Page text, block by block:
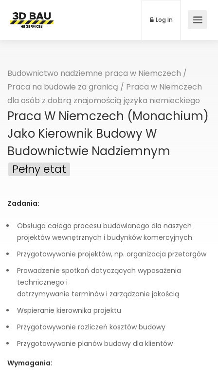
Log In
Budownictwo nadziemne praca w Niemczech /
Praca na budowie za granicą / Praca w Niemczech
dla osób z dobrą znajomością języka niemieckiego
Praca W Niemczech (Monachium)
Jako Kierownik Budowy W
Budownictwie Nadziemnym
Pełny etat
Zadania:
Obsługa całego procesu budowlanego dla naszych
projektów wewnętrznych i budynków komercyjnych
Przygotowywanie projektów, np. organizacja przetargów
Prowadzenie spotkań dotyczących wyposażenia
technicznego i
dotrzymywanie terminów i zarządzanie jakością
Wspieranie kierownika projektu
Przygotowywanie rozliczeń kosztów budowy
Przygotowywanie planów budowy dla klientów
Wymagania: